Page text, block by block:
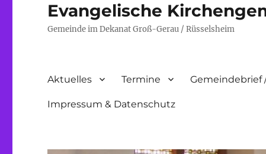
Evangelische
Gemeinde im Dekanat Groß-Gerau / Rüsselsheim
Aktuelles Termine Gemeindebrief
Impressum & Datenschutz